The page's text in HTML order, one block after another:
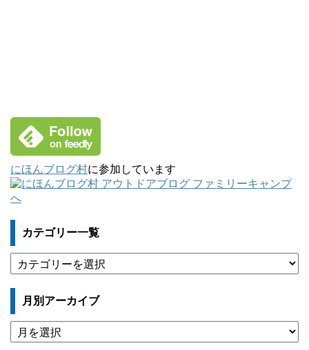
にほんブログ村に参加しています
カテゴリー一覧
テ
ゴ
ー
一
覧
月別アーカイブ
月
別